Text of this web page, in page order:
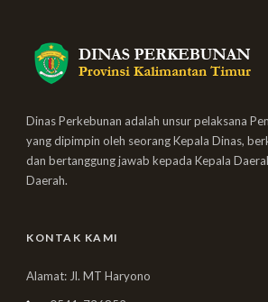
Dinas Perkebunan adalah unsur pelaksana
yang dipimpin oleh seorang Kepala Dinas,
dan bertanggung jawab kepada Kepala
Daerah.
KONTAK KAMI
Alamat: Jl. MT Haryono